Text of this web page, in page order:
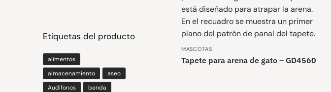
MASCOTAS
Tapete para arena de gato – GD4560
Etiquetas del producto
alimentos
almacenamiento
aseo
Audifonos
banda